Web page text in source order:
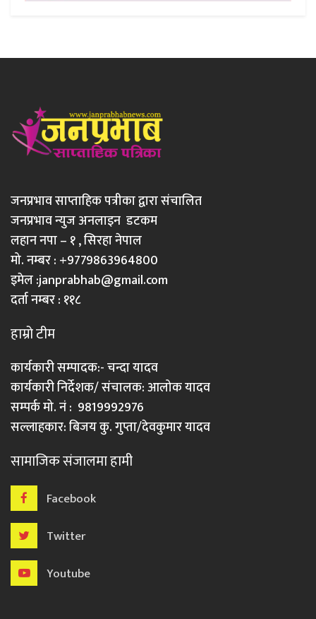
जनप्रभाव साप्ताहिक पत्रीका द्वारा संचालित
जनप्रभाव न्युज अनलाइन डटकम
लहान नपा – १ , सिरहा नेपाल
मो. नम्बर : +9779863964800
इमेल :janprabhab@gmail.com
दर्ता नम्बर : ११८
हाम्रो टीम
कार्यकारी सम्पादक:- चन्दा यादव
कार्यकारी निर्देशक/ संचालक: आलोक यादव
सम्पर्क मो. नं : 9819992976
सल्लाहकार: बिजय कु. गुप्ता/देवकुमार यादव
सामाजिक संजालमा हामी
Facebook
Twitter
Youtube